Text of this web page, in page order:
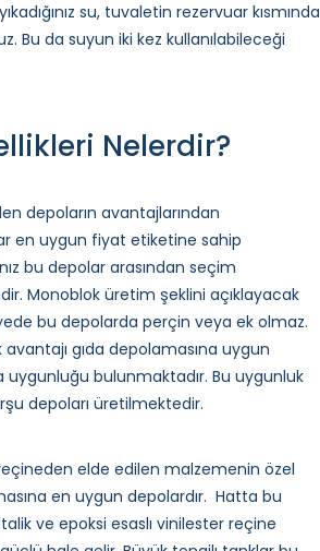
su, tuvaletin rezervuar kısmında
Bu da suyun iki kez kullanılabileceği
Nelerdir?
depoların avantajlarından
en uygun fiyat etiketine sahip
bu depolar arasından seçim
Monoblok üretim şeklini açıklayacak
bu depolarda perçin veya ek olmaz.
gıda depolamasına uygun
uygunluğu bulunmaktadır. Bu uygunluk
depoları üretilmektedir.
elde edilen malzemenin özel
en uygun depolardır. Hatta bu
ve epoksi esaslı vinilester reçine